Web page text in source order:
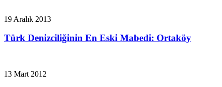
19 Aralık 2013
Türk Denizciliğinin En Eski Mabedi: Ortaköy
13 Mart 2012